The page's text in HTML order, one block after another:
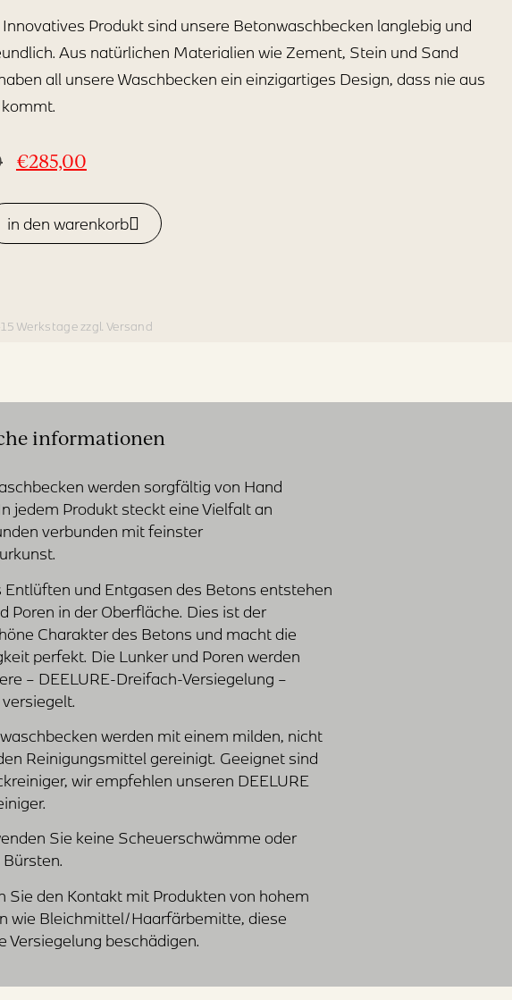
Produkt sind unsere Betonwaschbecken langlebig und
Aus natürlichen Materialien wie Zement, Stein und Sand
all unsere Waschbecken ein einzigartiges Design, dass nie aus
€285,00
in den warenkorb
Werkstage zzgl. Versand
informationen
werden sorgfältig von Hand
jedem Produkt steckt eine Vielfalt an
verbunden mit feinster
Entlüften und Entgasen des Betons entstehen
Poren in der Oberfläche. Dies ist der
Charakter des Betons und macht die
perfekt. Die Lunker und Poren werden
– DEELURE-Dreifach-Versiegelung –
werden mit einem milden, nicht
Reinigungsmittel gereinigt. Geeignet sind
wir empfehlen unseren DEELURE
Sie keine Scheuerschwämme oder
Sie den Kontakt mit Produkten von hohem
wie Bleichmittel/Haarfärbemitte, diese
Versiegelung beschädigen.